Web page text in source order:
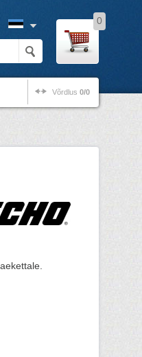
0
Võrdlus 0/0